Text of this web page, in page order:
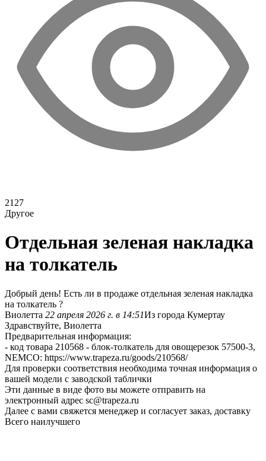
2127
Другое
Отдельная зеленая накладка
на толкатель
Добрый день! Есть ли в продаже отдельная зеленая накладка
на толкатель ?
Виолетта 22 апреля 2026 г. в 14:51Из города Кумертау
Здравствуйте, Виолетта
Предварительная информация:
- код товара 210568 - блок-толкатель для овощерезок 57500-3,
NEMCO: https://www.trapeza.ru/goods/210568/
Для проверки соответствия необходима точная информация о
вашей модели с заводской таблички
Эти данные в виде фото вы можете отправить на
электронный адрес sc@trapeza.ru
Далее с вами свяжется менеджер и согласует заказ, доставку
Всего наилучшего